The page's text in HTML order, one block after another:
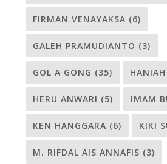
FIRMAN VENAYAKSA (6)
GALEH PRAMUDIANTO (3)
GOL A GONG (35)
HERU ANWARI (5) IMAM
KEN HANGGARA (6) KIKI
M. RIFDAL AIS ANNAFIS (3)